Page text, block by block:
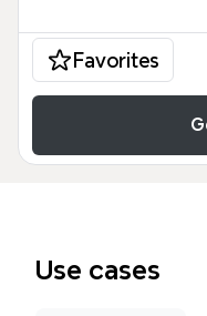
Favorites
Use cases